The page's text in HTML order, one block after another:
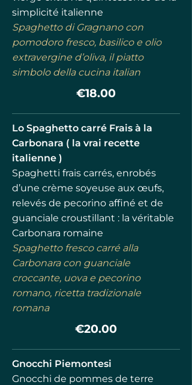
simplicité italienne
Spaghetto di Gragnano con
pomodoro fresco, basilico e olio
extravergine d’oliva, il piatto
simbolo della cucina italian
€18.00
Lo Spaghetto carré Frais à la
Carbonara ( la vrai recette
italienne )
Spaghetti frais carrés, enrobés
d’une crème soyeuse aux œufs,
relevés de pecorino affiné et de
guanciale croustillant : la véritable
Carbonara romaine
Spaghetto fresco carré alla
Carbonara con guanciale
croccante, uova e pecorino
romano, ricetta tradizionale
romana
€20.00
Gnocchi Piemontesi
Gnocchi de pommes de terre